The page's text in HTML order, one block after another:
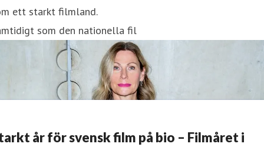
ett starkt filmland.
som den nationella fil
år för svensk film på bio – Filmåret i